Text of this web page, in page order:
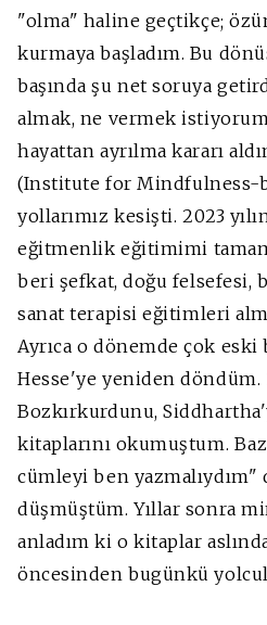
"olma" haline geçtikçe;
kurmaya başladım. Bu
başında şu net soruya
almak, ne vermek
hayattan ayrılma kararı
(Institute for Mindfulness-
yollarımız kesişti. 2023
eğitmenlik eğitimimi
beri şefkat, doğu felsefesi,
sanat terapisi eğitimleri
Ayrıca o dönemde çok
Hesse'ye yeniden döndüm.
Bozkırkurdunu,
kitaplarını okumuştum.
cümleyi ben yazmalıydım"
düşmüştüm. Yıllar sonra
anladım ki o kitaplar
öncesinden bugünkü